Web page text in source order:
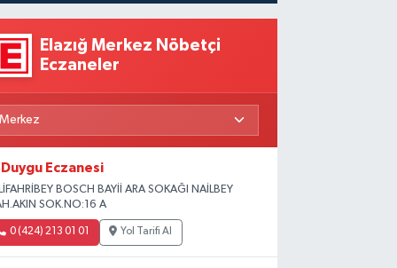
Elazığ Merkez Nöbetçi
Eczaneler
Duygu Eczanesi
BOSCH BAYİİ ARA SOKAĞI NAİLBEY
SOK.NO:16 A
0 (424) 213 01 01 Yol Tarifi Al